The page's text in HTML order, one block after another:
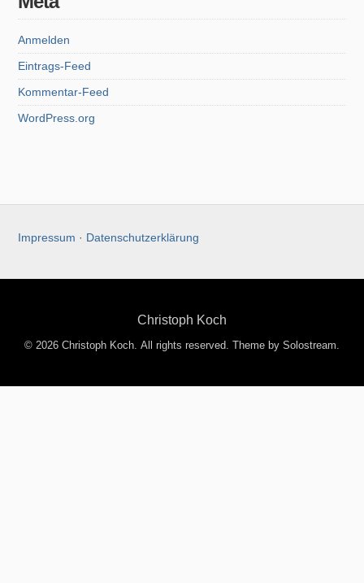
Anmelden
Eintrags-Feed
Kommentar-Feed
WordPress.org
Impressum · Datenschutzerklärung
Christoph Koch
© 2026 Christoph Koch. All rights reserved. Theme by Solostream